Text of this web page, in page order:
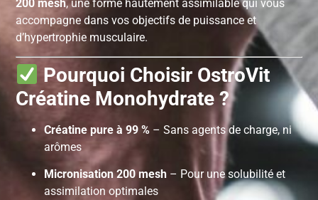
200 mesh, une forme hautement assimilable qui vous
accompagne dans vos objectifs de puissance et
d’hypertrophie musculaire.
Pourquoi Choisir OstroVit
Créatine Monohydrate ?
Créatine pure à 99 % – Sans agents de charge, ni
arômes
Micronisation 200 mesh – Pour une solubilité et
assimilation optimales